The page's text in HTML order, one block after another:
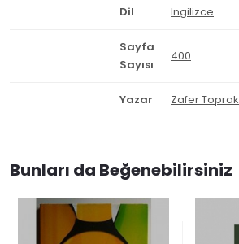
Dil İngilizce
Sayfa
Sayısı
400
Yazar Zafer Toprak
Bunları da Beğenebilirsiniz